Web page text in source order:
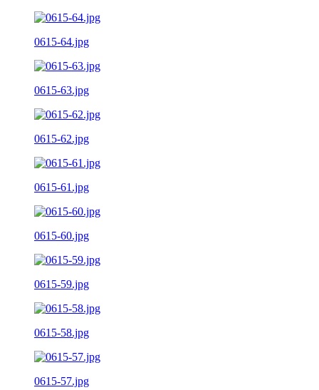
0615-64.jpg
0615-63.jpg
0615-62.jpg
0615-61.jpg
0615-60.jpg
0615-59.jpg
0615-58.jpg
0615-57.jpg